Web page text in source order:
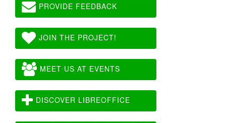
PROVIDE FEEDBACK
JOIN THE PROJECT!
MEET US AT EVENTS
DISCOVER LIBREOFFICE